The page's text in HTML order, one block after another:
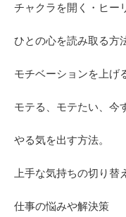
チャクラを開く・ヒー
ひとの心を読み取る方
モチベーションを上げ
モテる、モテたい、今
やる気を出す方法。
上手な気持ちの切り替
仕事の悩みや解決策